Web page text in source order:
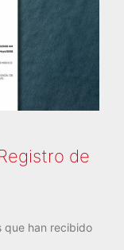
de
que han recibido